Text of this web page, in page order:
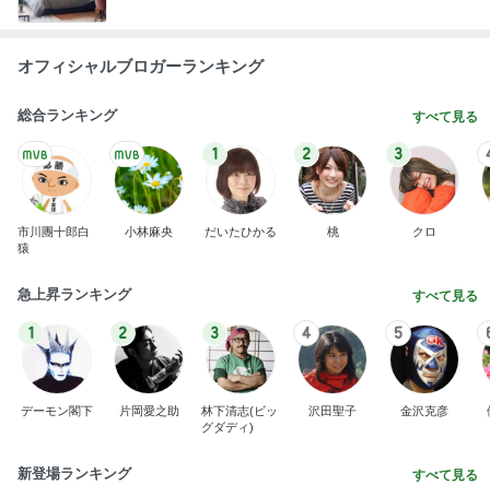
オフィシャルブロガーランキング
総合ランキング すべて見る
市川團十郎白
猿
小林麻央
1
だいたひかる
2
桃
3
クロ
急上昇ランキング すべて見る
1
デーモン閣下
2
片岡愛之助
3
林下清志(ビッ
グダディ)
4
沢田聖子
5
金沢克彦
新登場ランキング すべて見る